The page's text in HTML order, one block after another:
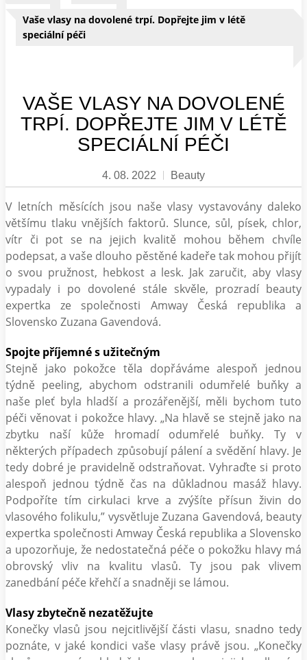
Vaše vlasy na dovolené trpí. Dopřejte jim v létě
speciální péči
VAŠE VLASY NA DOVOLENÉ
TRPÍ. DOPŘEJTE JIM V LÉTĚ
SPECIÁLNÍ PÉČI
4. 08. 2022 Beauty
V letních měsících jsou naše vlasy vystavovány daleko
většímu tlaku vnějších faktorů. Slunce, sůl, písek, chlor,
vítr či pot se na jejich kvalitě mohou během chvíle
podepsat, a vaše dlouho pěstěné kadeře tak mohou přijít
o svou pružnost, hebkost a lesk. Jak zaručit, aby vlasy
vypadaly i po dovolené stále skvěle, prozradí beauty
expertka ze společnosti Amway Česká republika a
Slovensko Zuzana Gavendová.
Spojte příjemné s užitečným
Stejně jako pokožce těla dopřáváme alespoň jednou
týdně peeling, abychom odstranili odumřelé buňky a
naše pleť byla hladší a prozářenější, měli bychom tuto
péči věnovat i pokožce hlavy. „Na hlavě se stejně jako na
zbytku naší kůže hromadí odumřelé buňky. Ty v
některých případech způsobují pálení a svědění hlavy. Je
tedy dobré je pravidelně odstraňovat. Vyhraďte si proto
alespoň jednou týdně čas na důkladnou masáž hlavy.
Podpoříte tím cirkulaci krve a zvýšíte přísun živin do
vlasového folikulu,” vysvětluje Zuzana Gavendová, beauty
expertka společnosti Amway Česká republika a Slovensko
a upozorňuje, že nedostatečná péče o pokožku hlavy má
obrovský vliv na kvalitu vlasů. Ty jsou pak vlivem
zanedbání péče křehčí a snadněji se lámou.
Vlasy zbytečně nezatěžujte
Konečky vlasů jsou nejcitlivější části vlasu, snadno tedy
poznáte, v jaké kondici vaše vlasy právě jsou. „Konečky